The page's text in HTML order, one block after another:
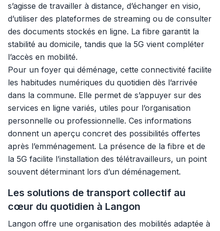
s’agisse de travailler à distance, d’échanger en visio,
d’utiliser des plateformes de streaming ou de consulter
des documents stockés en ligne. La fibre garantit la
stabilité au domicile, tandis que la 5G vient compléter
l’accès en mobilité.
Pour un foyer qui déménage, cette connectivité facilite
les habitudes numériques du quotidien dès l’arrivée
dans la commune. Elle permet de s’appuyer sur des
services en ligne variés, utiles pour l’organisation
personnelle ou professionnelle. Ces informations
donnent un aperçu concret des possibilités offertes
après l’emménagement. La présence de la fibre et de
la 5G facilite l’installation des télétravailleurs, un point
souvent déterminant lors d’un déménagement.
Les solutions de transport collectif au
cœur du quotidien à Langon
Langon offre une organisation des mobilités adaptée à